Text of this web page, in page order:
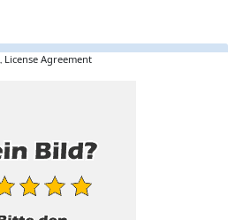
License Agreement